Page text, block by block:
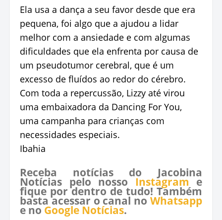
Ela usa a dança a seu favor desde que era
pequena, foi algo que a ajudou a lidar
melhor com a ansiedade e com algumas
dificuldades que ela enfrenta por causa de
um pseudotumor cerebral, que é um
excesso de fluídos ao redor do cérebro.
Com toda a repercussão, Lizzy até virou
uma embaixadora da Dancing For You,
uma campanha para crianças com
necessidades especiais.
Ibahia
Receba notícias do Jacobina
Notícias pelo nosso Instagram e
fique por dentro de tudo! Também
basta acessar o canal no Whatsapp
e no Google Notícias.